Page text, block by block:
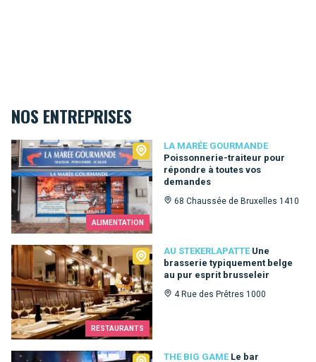
NOS ENTREPRISES
ALIMENTATION
LA MARÉE GOURMANDE
Poissonnerie-traiteur pour
répondre à toutes vos
demandes
68 Chaussée de Bruxelles 1410
La Marée Gourmande
RESTAURANTS
AU STEKERLAPATTE Une
brasserie typiquement belge
au pur esprit brusseleir
4 Rue des Prêtres 1000
Au Stekerlapatte
THE BIG GAME Le bar
The Big Game